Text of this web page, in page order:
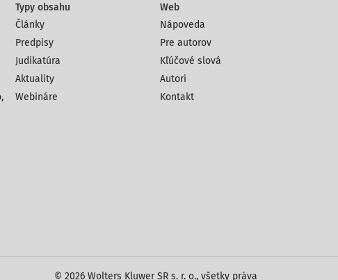
Typy obsahu
Články
Predpisy
Judikatúra
Aktuality
Webináre
Web
Nápoveda
Pre autorov
Kľúčové slová
Autori
Kontakt
© 2026 Wolters Kluwer SR s. r. o., všetky práva